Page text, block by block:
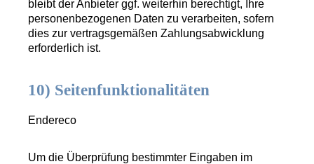
bleibt der Anbieter ggf. weiterhin berechtigt, Ihre
personenbezogenen Daten zu verarbeiten, sofern
dies zur vertragsgemäßen Zahlungsabwicklung
erforderlich ist.
10) Seitenfunktionalitäten
Endereco
Um die Überprüfung bestimmter Eingaben im